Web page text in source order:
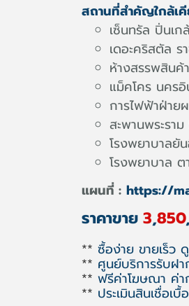
สถานที่สำคัญใกล้เ
เซ็นทรัล ปิ่นเ
เดอะคริสตัล
ห้างสรรพสินค้
แม็คโคร นคร
การไฟฟ้าฝ่าย
สะพานพระรา
โรงพยาบาลยั
โรงพยาบาล
แผนที่ : https://
ราคาขาย 3,850
** ซื้อง่าย ขายเร็ว
** ศูนย์บริการรับฝ
** ฟรีค่าโฆษณา ค่า
** ประเมินสินเชื่อเ